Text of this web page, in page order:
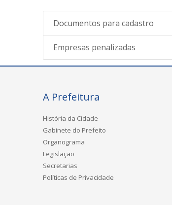
Documentos para cadastro
Empresas penalizadas
A Prefeitura
História da Cidade
Gabinete do Prefeito
Organograma
Legislação
Secretarias
Políticas de Privacidade